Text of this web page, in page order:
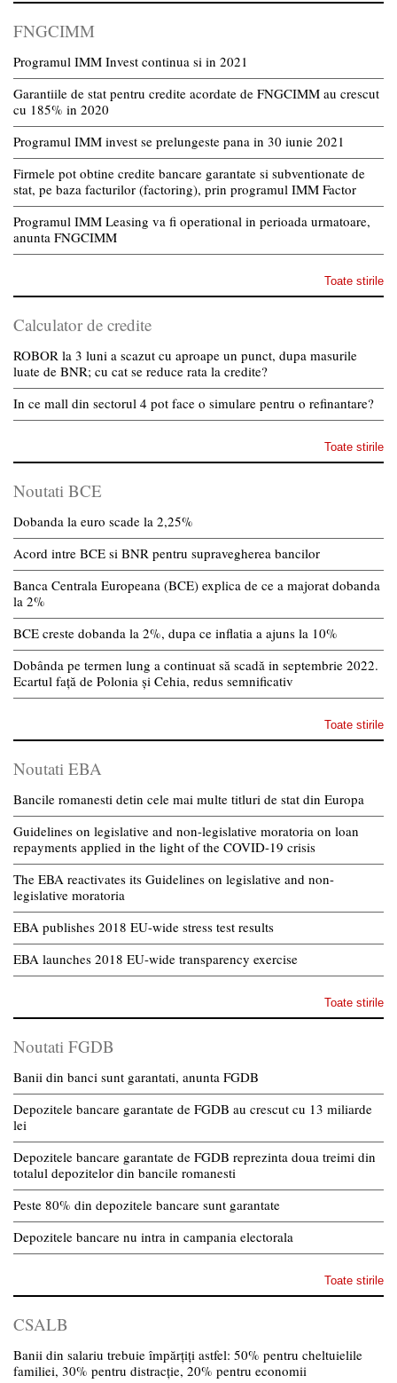
FNGCIMM
Programul IMM Invest continua si in 2021
Garantiile de stat pentru credite acordate de FNGCIMM au crescut
cu 185% in 2020
Programul IMM invest se prelungeste pana in 30 iunie 2021
Firmele pot obtine credite bancare garantate si subventionate de
stat, pe baza facturilor (factoring), prin programul IMM Factor
Programul IMM Leasing va fi operational in perioada urmatoare,
anunta FNGCIMM
Toate stirile
Calculator de credite
ROBOR la 3 luni a scazut cu aproape un punct, dupa masurile
luate de BNR; cu cat se reduce rata la credite?
In ce mall din sectorul 4 pot face o simulare pentru o refinantare?
Toate stirile
Noutati BCE
Dobanda la euro scade la 2,25%
Acord intre BCE si BNR pentru supravegherea bancilor
Banca Centrala Europeana (BCE) explica de ce a majorat dobanda
la 2%
BCE creste dobanda la 2%, dupa ce inflatia a ajuns la 10%
Dobânda pe termen lung a continuat să scadă in septembrie 2022.
Ecartul față de Polonia și Cehia, redus semnificativ
Toate stirile
Noutati EBA
Bancile romanesti detin cele mai multe titluri de stat din Europa
Guidelines on legislative and non-legislative moratoria on loan
repayments applied in the light of the COVID-19 crisis
The EBA reactivates its Guidelines on legislative and non-
legislative moratoria
EBA publishes 2018 EU-wide stress test results
EBA launches 2018 EU-wide transparency exercise
Toate stirile
Noutati FGDB
Banii din banci sunt garantati, anunta FGDB
Depozitele bancare garantate de FGDB au crescut cu 13 miliarde
lei
Depozitele bancare garantate de FGDB reprezinta doua treimi din
totalul depozitelor din bancile romanesti
Peste 80% din depozitele bancare sunt garantate
Depozitele bancare nu intra in campania electorala
Toate stirile
CSALB
Banii din salariu trebuie împărțiți astfel: 50% pentru cheltuielile
familiei, 30% pentru distracție, 20% pentru economii